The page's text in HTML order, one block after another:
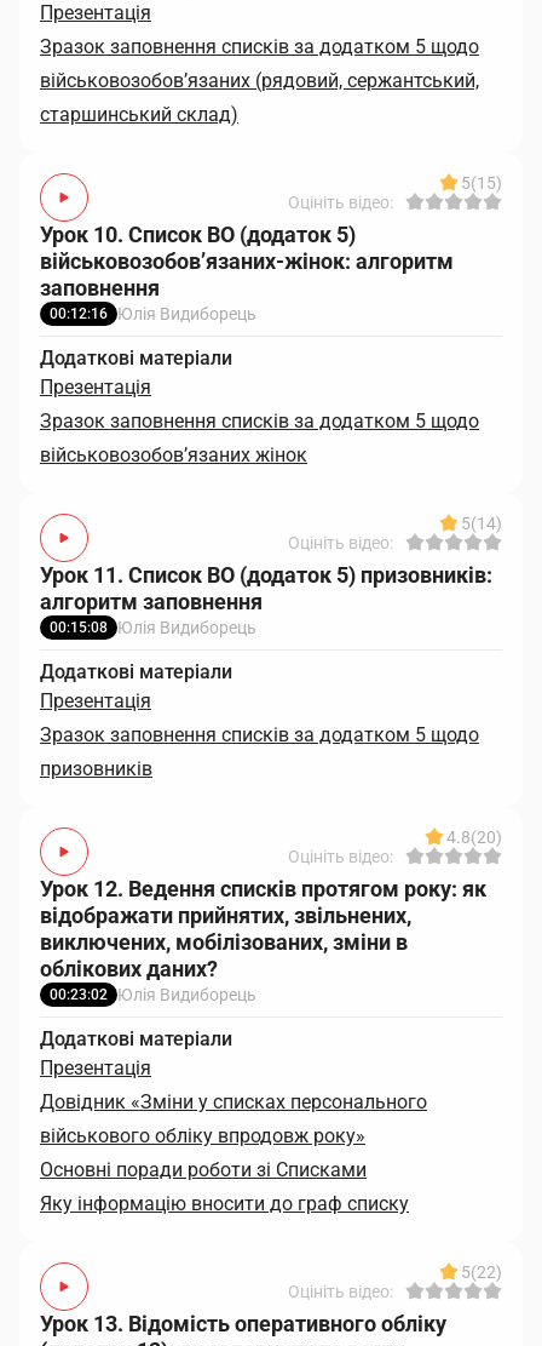
Презентація
Зразок заповнення списків за додатком 5 щодо
військовозобов’язаних (рядовий, сержантський,
старшинський склад)
5(15)
Оцініть відео:
Урок 10. Список ВО (додаток 5)
військовозобов’язаних-жінок: алгоритм
заповнення
00:12:16 Юлія Видиборець
Додаткові матеріали
Презентація
Зразок заповнення списків за додатком 5 щодо
військовозобов’язаних жінок
5(14)
Оцініть відео:
Урок 11. Список ВО (додаток 5) призовників:
алгоритм заповнення
00:15:08 Юлія Видиборець
Додаткові матеріали
Презентація
Зразок заповнення списків за додатком 5 щодо
призовників
4.8(20)
Оцініть відео:
Урок 12. Ведення списків протягом року: як
відображати прийнятих, звільнених,
виключених, мобілізованих, зміни в
облікових даних?
00:23:02 Юлія Видиборець
Додаткові матеріали
Презентація
Довідник «Зміни у списках персонального
військового обліку впродовж року»
Основні поради роботи зі Списками
Яку інформацію вносити до граф списку
5(22)
Оцініть відео:
Урок 13. Відомість оперативного обліку